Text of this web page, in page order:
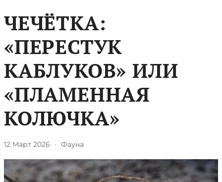
ЧЕЧЁТКА:
«ПЕРЕСТУК
КАБЛУКОВ» ИЛИ
«ПЛАМЕННАЯ
КОЛЮЧКА»
12 Март 2026 · Фауна